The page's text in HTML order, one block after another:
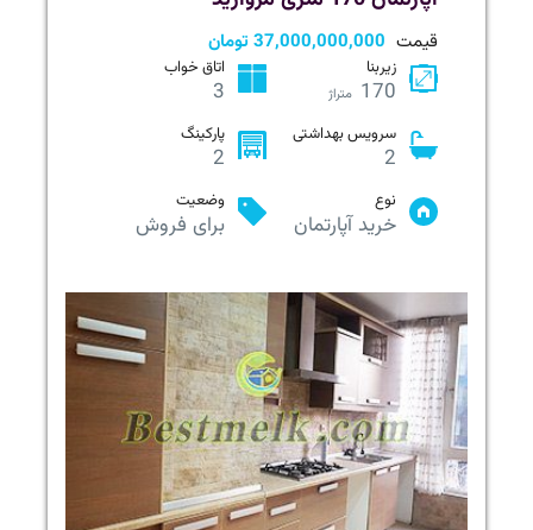
قیمت 37,000,000,000 تومان
زیربنا
170 متراژ
اتاق خواب
3
سرویس بهداشتی
2
پارکینگ
2
نوع
خرید آپارتمان
وضعیت
برای فروش